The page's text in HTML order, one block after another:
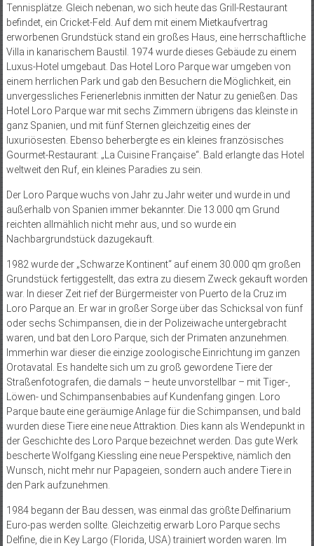
Tennisplätze. Gleich nebenan, wo sich heute das Grill-Restaurant
befindet, ein Cricket-Feld. Auf dem mit einem Mietkaufvertrag
erworbenen Grund­stück stand ein großes Haus, eine herrschaftliche
Villa in kanarischem Baustil. 1974 wurde dieses Gebäude zu einem
Luxus-Hotel umgebaut. Das Hotel Loro Parque war umgeben von
einem herrlichen Park und gab den Besuchern die Möglichkeit, ein
unvergessliches Ferienerlebnis inmitten der Natur zu genießen. Das
Hotel Loro Parque war mit sechs Zimmern übrigens das kleinste in
ganz Spanien, und mit fünf Sternen gleichzeitig eines der
luxuriösesten. Ebenso beherbergte es ein kleines französisches
Gourmet-Restaurant: „La Cuisine Française“. Bald erlangte das Hotel
weltweit den Ruf, ein kleines Paradies zu sein.
Der Loro Parque wuchs von Jahr zu Jahr weiter und wurde in und
außerhalb von Spanien immer bekannter. Die 13.000 qm Grund
reichten allmählich nicht mehr aus, und so wurde ein
Nachbargrundstück dazugekauft.
1982 wurde der „Schwarze Kontinent“ auf einem 30.000 qm großen
Grundstück fertiggestellt, das extra zu diesem Zweck gekauft worden
war. In dieser Zeit rief der Bürgermeister von Puerto de la Cruz im
Loro Parque an. Er war in großer Sorge über das Schicksal von fünf
oder sechs Schimpansen, die in der Polizeiwache untergebracht
waren, und bat den Loro Parque, sich der Primaten anzunehmen.
Immerhin war dieser die einzige zoologische Einrichtung im ganzen
Orotavatal. Es handelte sich um zu groß gewordene Tiere der
Straßenfotografen, die damals – heute unvorstellbar – mit Tiger-,
Löwen- und Schimpansenbabies auf Kundenfang gingen. Loro
Parque baute eine geräumige Anlage für die Schimpansen, und bald
wurden diese Tiere eine neue Attraktion. Dies kann als Wendepunkt in
der Geschichte des Loro Parque bezeichnet werden. Das gute Werk
bescherte Wolfgang Kiessling eine neue Perspektive, nämlich den
Wunsch, nicht mehr nur Papageien, sondern auch andere Tiere in
den Park aufzunehmen.
1984 begann der Bau dessen, was einmal das größte Delfinarium
Euro-pas werden sollte. Gleichzeitig erwarb Loro Parque sechs
Delfine, die in Key Largo (Florida, USA) trainiert worden waren. Im